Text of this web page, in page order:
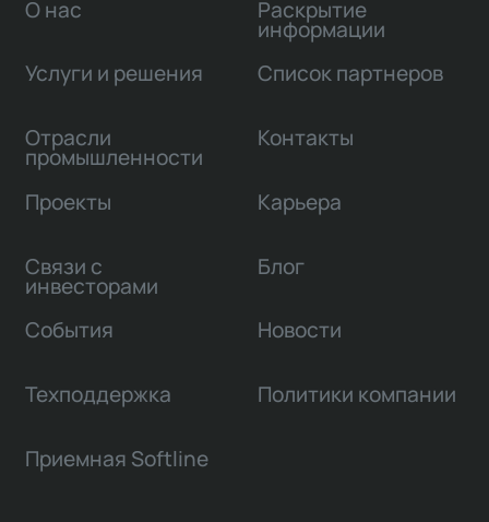
О нас
Услуги и решения
Отрасли
промышленности
Проекты
Связи с
инвесторами
Раскрытие
информации
Список партнеров
Контакты
Карьера
Блог
События Новости
Техподдержка Политики компании
Приемная Softline